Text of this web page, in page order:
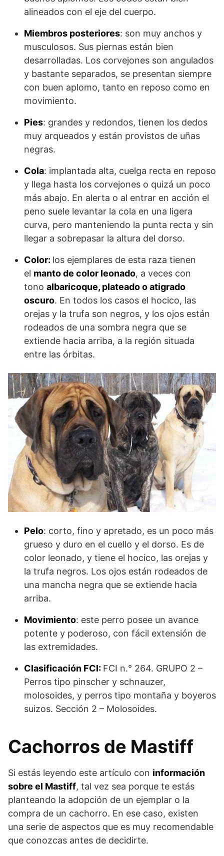
alineados con el eje del cuerpo.
Miembros posteriores: son muy anchos y
musculosos. Sus piernas están bien
desarrolladas. Los corvejones son angulados
y bastante separados, se presentan siempre
con buen aplomo, tanto en reposo como en
movimiento.
Pies: grandes y redondos, tienen los dedos
muy arqueados y están provistos de uñas
negras.
Cola: implantada alta, cuelga recta en reposo
y llega hasta los corvejones o quizá un poco
más abajo. En alerta o al entrar en acción el
peno suele levantar la cola en una ligera
curva, pero manteniendo la punta recta y sin
llegar a sobrepasar la altura del dorso.
Color: los ejemplares de esta raza tienen
el manto de color leonado, a veces con
tono albaricoque, plateado o atigrado
oscuro. En todos los casos el hocico, las
orejas y la trufa son negros, y los ojos están
rodeados de una sombra negra que se
extiende hacia arriba, a la región situada
entre las órbitas.
Pelo: corto, fino y apretado, es un poco más
grueso y duro en el cuello y el dorso. Es de
color leonado, y tiene el hocico, las orejas y
la trufa negros. Los ojos están rodeados de
una mancha negra que se extiende hacia
arriba.
Movimiento: este perro posee un avance
potente y poderoso, con fácil extensión de
las extremidades.
Clasificación FCI: FCI n.° 264. GRUPO 2 –
Perros tipo pinscher y schnauzer,
molosoides, y perros tipo montaña y boyeros
suizos. Sección 2 – Molosoides.
Cachorros de Mastiff
Si estás leyendo este artículo con información
sobre el Mastiff, tal vez sea porque te estás
planteando la adopción de un ejemplar o la
compra de un cachorro. En ese caso, existen
una serie de aspectos que es muy recomendable
que conozcas antes de decidirte.